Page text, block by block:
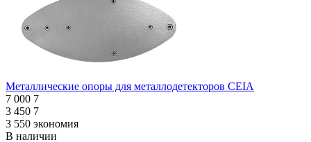
Металлические опоры для металлодетекторов CEIA
7 000 7
3 450 7
3 550 экономия
В наличии